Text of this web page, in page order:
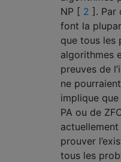
NP [ 2 ]. Par
font la
que tous les
algorithmes
preuves de
ne
implique
PA ou de
prouver
tous les